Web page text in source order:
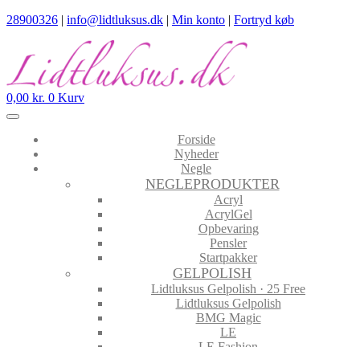
28900326 | info@lidtluksus.dk | Min konto | Fortryd køb
0,00 kr. 0 Kurv
Forside
Nyheder
Negle
NEGLEPRODUKTER
Acryl
AcrylGel
Opbevaring
Pensler
Startpakker
GELPOLISH
Lidtluksus Gelpolish · 25 Free
Lidtluksus Gelpolish
BMG Magic
LE